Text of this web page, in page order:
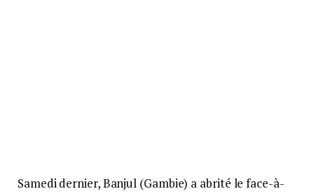
Samedi dernier, Banjul (Gambie) a abrité le face-à-